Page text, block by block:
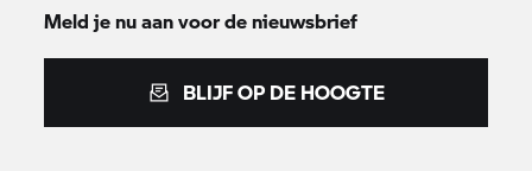
Meld je nu aan voor de nieuwsbrief
BLIJF OP DE HOOGTE